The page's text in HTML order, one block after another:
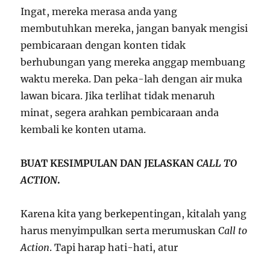
Ingat, mereka merasa anda yang
membutuhkan mereka, jangan banyak mengisi
pembicaraan dengan konten tidak
berhubungan yang mereka anggap membuang
waktu mereka. Dan peka-lah dengan air muka
lawan bicara. Jika terlihat tidak menaruh
minat, segera arahkan pembicaraan anda
kembali ke konten utama.
BUAT KESIMPULAN DAN JELASKANCALL TO
ACTION.
Karena kita yang berkepentingan, kitalah yang
harus menyimpulkan serta merumuskanCall to
Action. Tapi harap hati-hati, atur